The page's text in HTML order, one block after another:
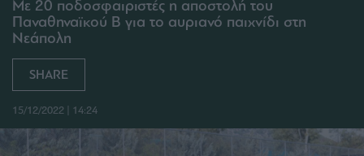
Με 20 ποδοσφαιριστές η αποστολή του
Παναθηναϊκού Β για το αυριανό παιχνίδι στη
Νεάπολη
SHARE
15/12/2022 | 14:24